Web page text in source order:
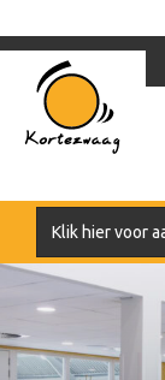
Klik hier voor